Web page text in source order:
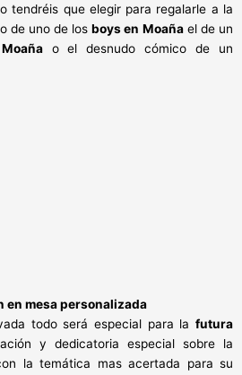
tendréis que elegir para regalarle a la
de uno de losboys en Moañael de un
o el desnudo cómico de un
en mesa personalizada
todo será especial para la futura
y dedicatoria especial sobre la
la temática mas acertada para su